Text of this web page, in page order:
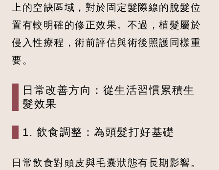
上的空缺區域，對於固定髮際線的脫髮位
置有較明確的修正效果。不過，植髮屬於
侵入性療程，術前評估與術後照護同樣重
要。
日常改善方向：從生活習慣累積生
髮效果
1. 飲食調整：為頭髮打好基礎
日常飲食對頭皮與毛囊狀態有長期影響。